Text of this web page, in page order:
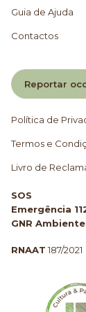
Guia de Ajuda
Contactos
Reportar
Política de
Termos e
Livro de
SOS
Emergência
GNR
RNAAT 187/2021